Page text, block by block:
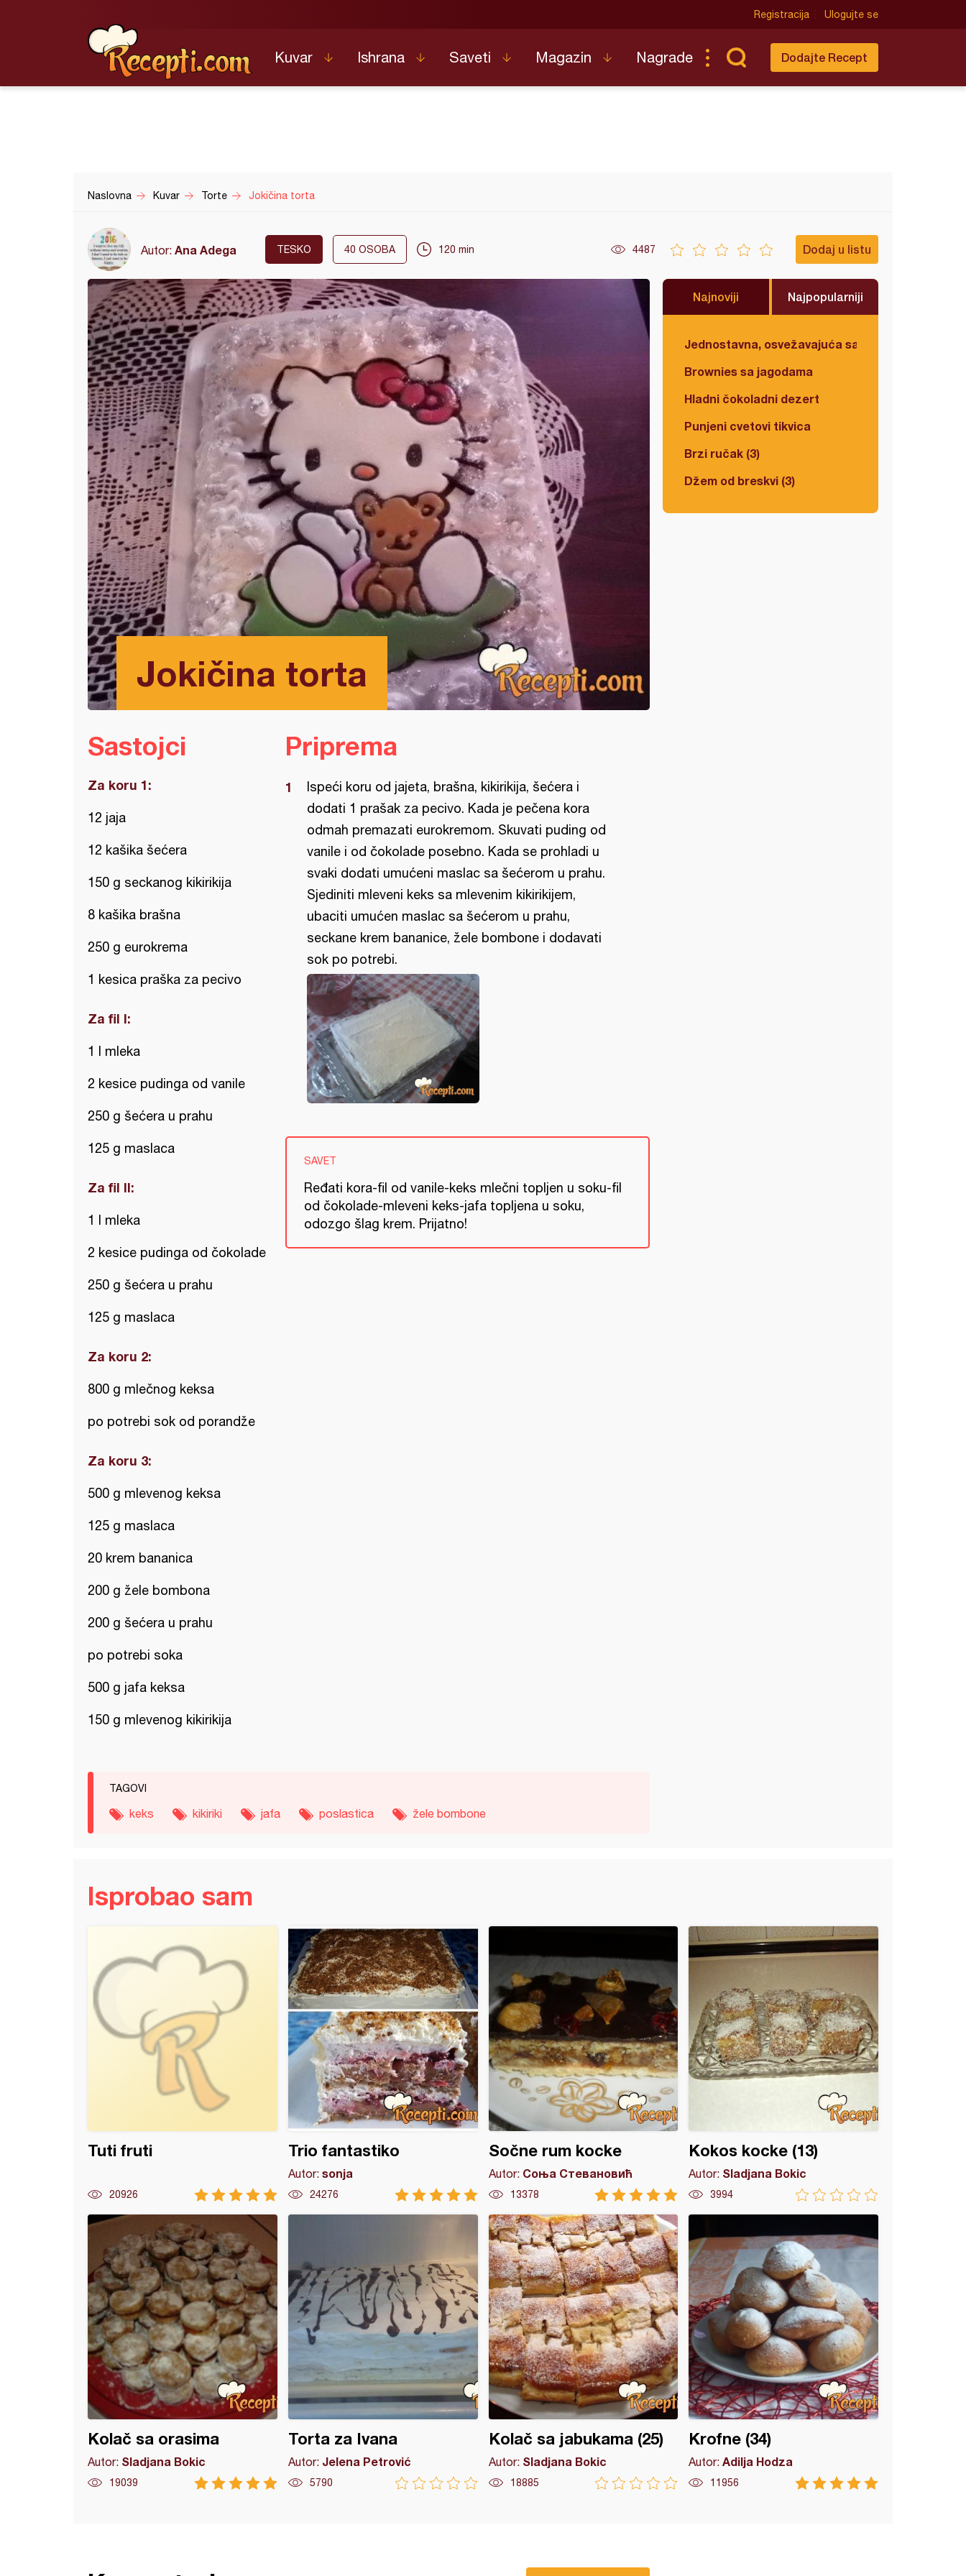
Registracija Ulogujte se
Kuvar Ishrana Saveti Magazin Nagrade Dodajte Recept
Naslovna Kuvar Torte Jokičina torta
Autor: Ana Adega TESKO 40 OSOBA 120 min 4487 Dodaj u listu
Jokičina torta
Najnoviji Najpopularniji
Jednostavna, osvežavajuća salata
Brownies sa jagodama
Hladni čokoladni dezert
Punjeni cvetovi tikvica
Brzi ručak (3)
Džem od breskvi (3)
Sastojci
Za koru 1:
12 jaja
12 kašika šećera
150 g seckanog kikirikija
8 kašika brašna
250 g eurokrema
1 kesica praška za pecivo
Za fil I:
1 l mleka
2 kesice pudinga od vanile
250 g šećera u prahu
125 g maslaca
Za fil II:
1 l mleka
2 kesice pudinga od čokolade
250 g šećera u prahu
125 g maslaca
Za koru 2:
800 g mlečnog keksa
po potrebi sok od porandže
Za koru 3:
500 g mlevenog keksa
125 g maslaca
20 krem bananica
200 g žele bombona
200 g šećera u prahu
po potrebi soka
500 g jafa keksa
150 g mlevenog kikirikija
Priprema
Ispeći koru od jajeta, brašna, kikirikija, šećera i
dodati 1 prašak za pecivo. Kada je pečena kora
odmah premazati eurokremom. Skuvati puding od
vanile i od čokolade posebno. Kada se prohladi u
svaki dodati umućeni maslac sa šećerom u prahu.
Sjediniti mleveni keks sa mlevenim kikirikijem,
ubaciti umućen maslac sa šećerom u prahu,
seckane krem bananice, žele bombone i dodavati
sok po potrebi.
SAVET
Ređati kora-fil od vanile-keks mlečni topljen u soku-fil
od čokolade-mleveni keks-jafa topljena u soku,
odozgo šlag krem. Prijatno!
TAGOVI
keks kikiriki jafa poslastica žele bombone
Isprobao sam
Tuti fruti
20926
Trio fantastiko
Autor: sonja
24276
Sočne rum kocke
Autor: Соња Стевановић
13378
Kokos kocke (13)
Autor: Sladjana Bokic
3994
Kolač sa orasima
Autor: Sladjana Bokic
19039
Torta za Ivana
Autor: Jelena Petrović
5790
Kolač sa jabukama (25)
Autor: Sladjana Bokic
18885
Krofne (34)
Autor:Adilja Hodza
11956